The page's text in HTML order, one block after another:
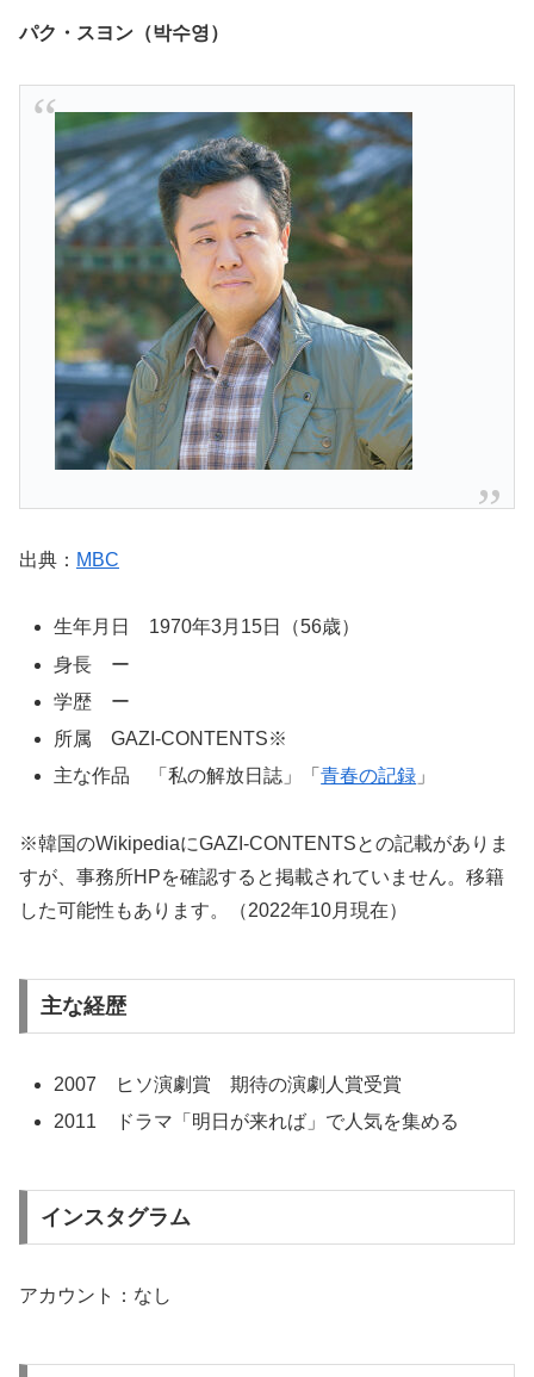
パク・スヨン（박수영）
出典： MBC
生年月日 1970年3月15日（56歳）
身長 ー
学歴 ー
所属 GAZI-CONTENTS※
主な作品 「私の解放日誌」「青春の記録 」
※韓国のWikipediaにGAZI-CONTENTSとの記載がありま
すが、事務所HPを確認すると掲載されていません。移籍
した可能性もあります。（2022年10月現在）
主な経歴
2007 ヒソ演劇賞 期待の演劇人賞受賞
2011 ドラマ「明日が来れば」で人気を集める
インスタグラム
アカウント：なし